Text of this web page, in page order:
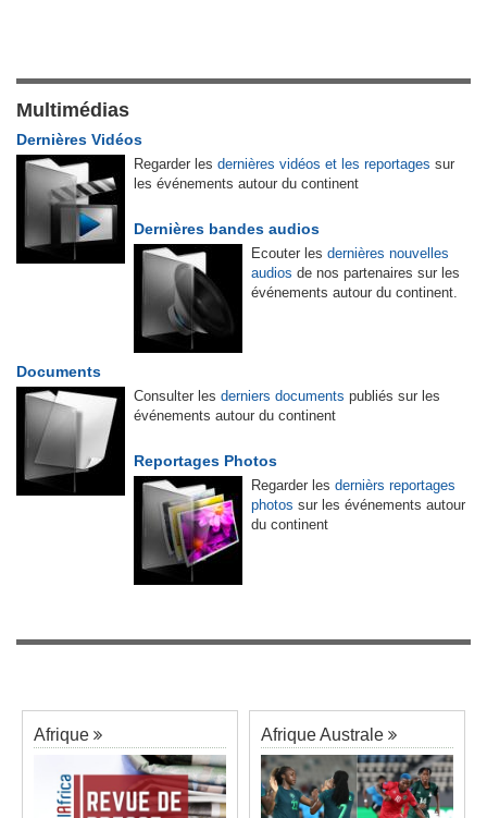
Multimédias
Dernières Vidéos
Regarder les dernières vidéos et les reportages sur
les événements autour du continent
Dernières bandes audios
Ecouter les dernières nouvelles
audios de nos partenaires sur les
événements autour du continent.
Documents
Consulter les derniers documents publiés sur les
événements autour du continent
Reportages Photos
Regarder les dernièrs reportages
photos sur les événements autour
du continent
Afrique Afrique Australe